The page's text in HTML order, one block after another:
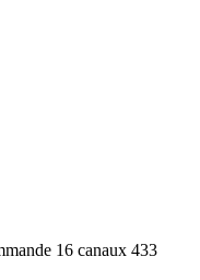
16 canaux 433